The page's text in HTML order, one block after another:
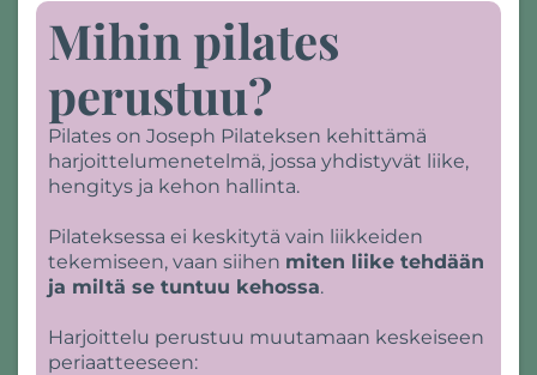
Mihin pilates
perustuu?
Pilates on Joseph Pilateksen kehittämä
harjoittelumenetelmä, jossa yhdistyvät liike,
hengitys ja kehon hallinta.
Pilateksessa ei keskitytä vain liikkeiden
tekemiseen, vaan siihen miten liike tehdään
ja miltä se tuntuu kehossa.
Harjoittelu perustuu muutamaan keskeiseen
periaatteeseen: